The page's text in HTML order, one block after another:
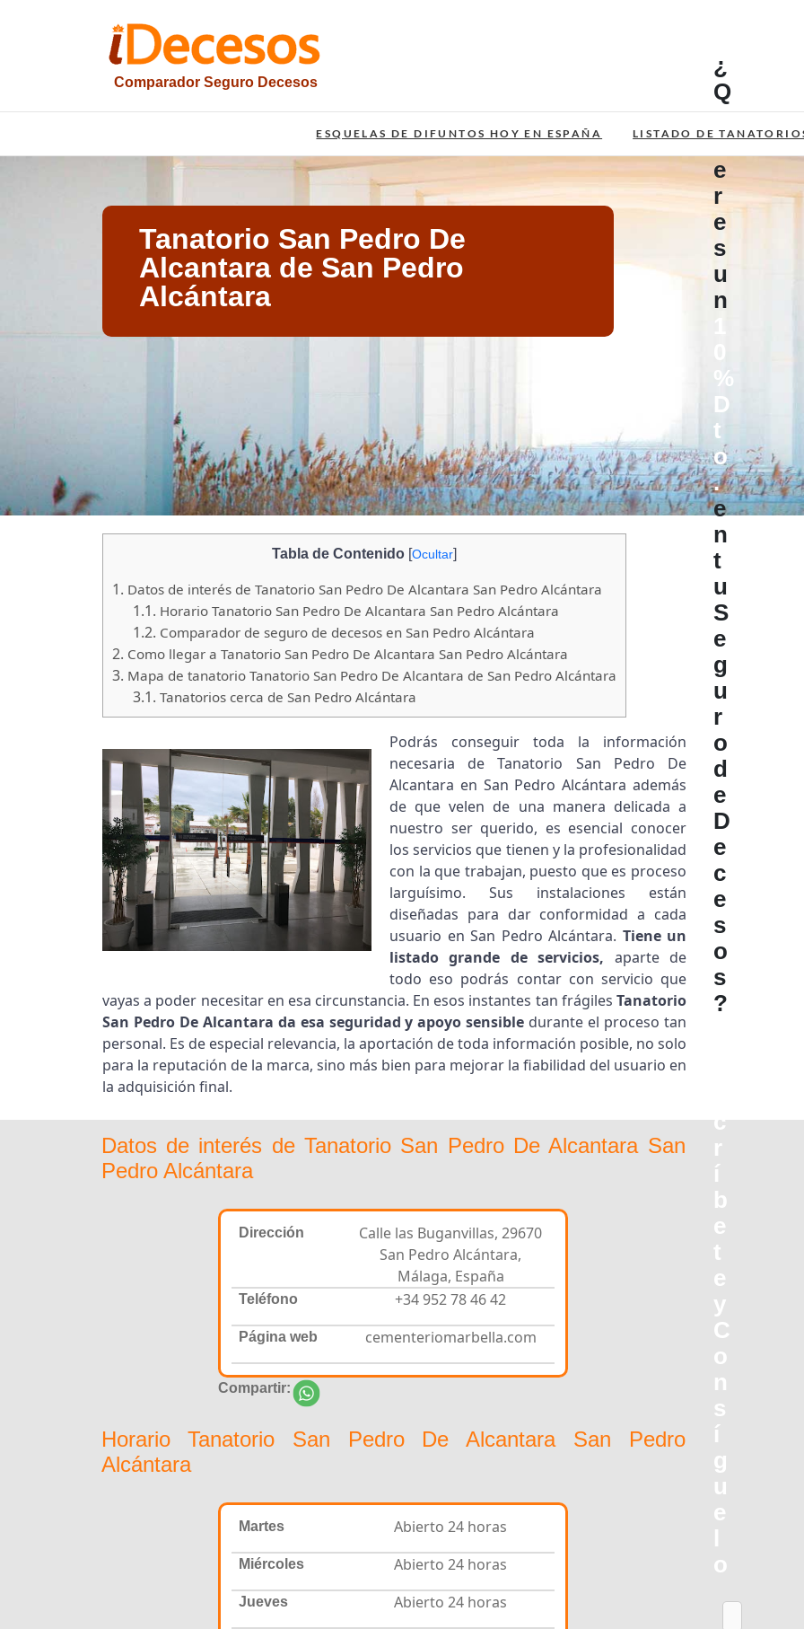
Comparador Seguro Decesos
iesquelas ESQUELAS DE DIFUNTOS HOY EN ESPAÑA LISTADO DE
¿
Q
u
i
e
r
e
s
u
n
%
D
t
o
.
e
n
t
u
S
e
g
u
r
o
d
e
D
e
c
e
s
o
s
?
c
r
í
b
e
t
e
y
C
o
n
s
í
g
u
e
o
Tanatorio San Pedro De
Alcantara de San Pedro
Alcántara
Tabla de Contenido [Ocultar]
1. Datos de interés de Tanatorio San Pedro De Alcantara San Pedro Alcántara
1.1. Horario Tanatorio San Pedro De Alcantara San Pedro Alcántara
1.2. Comparador de seguro de decesos en San Pedro Alcántara
2. Como llegar a Tanatorio San Pedro De Alcantara San Pedro Alcántara
3. Mapa de tanatorio Tanatorio San Pedro De Alcantara de San Pedro Alcántara
3.1. Tanatorios cerca de San Pedro Alcántara
Podrás conseguir toda la información
necesaria de Tanatorio San Pedro De
Alcantara en San Pedro Alcántara además
de que velen de una manera delicada a
nuestro ser querido, es esencial conocer
los servicios que tienen y la profesionalidad
con la que trabajan, puesto que es proceso
larguísimo. Sus instalaciones están
diseñadas para dar conformidad a cada
usuario en San Pedro Alcántara. Tiene un
listado grande de servicios, aparte de
todo eso podrás contar con servicio que
vayas a poder necesitar en esa circunstancia. En esos instantes tan frágiles Tanatorio
San Pedro De Alcantara da esa seguridad y apoyo sensible durante el proceso tan
personal. Es de especial relevancia, la aportación de toda información posible, no solo
para la reputación de la marca, sino más bien para mejorar la fiabilidad del usuario en
la adquisición final.
Datos de interés de Tanatorio San Pedro De Alcantara San
Pedro Alcántara
Dirección
Calle las Buganvillas, 29670
San Pedro Alcántara,
Málaga, España
Teléfono +34 952 78 46 42
Página web cementeriomarbella.com
Compartir:
Horario Tanatorio San Pedro De Alcantara San Pedro
Alcántara
Martes Abierto 24 horas
Miércoles Abierto 24 horas
Jueves Abierto 24 horas